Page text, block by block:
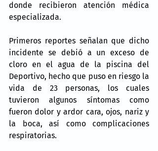
donde recibieron atención médica
especializada.
Primeros reportes señalan que dicho
incidente se debió a un exceso de
cloro en el agua de la piscina del
Deportivo, hecho que puso en riesgo la
vida de 23 personas, los cuales
tuvieron algunos síntomas como
fueron dolor y ardor cara, ojos, nariz y
la boca, así como complicaciones
respiratorias.